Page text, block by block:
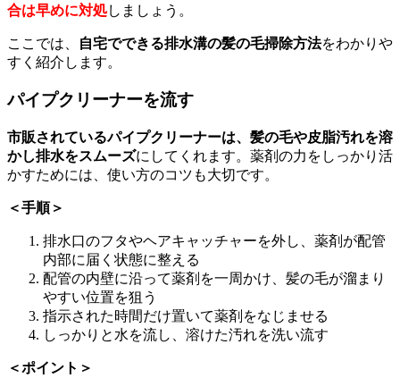
合は早めに対処しましょう。
ここでは、 自宅でできる排水溝の髪の毛掃除方法をわかりや
すく紹介します。
パイプクリーナーを流す
市販されているパイプクリーナーは、髪の毛や皮脂汚れを溶
かし排水をスムーズにしてくれます。薬剤の力をしっかり活
かすためには、使い方のコツも大切です。
＜手順＞
排水口のフタやヘアキャッチャーを外し、薬剤が配管
内部に届く状態に整える
配管の内壁に沿って薬剤を一周かけ、髪の毛が溜まり
やすい位置を狙う
指示された時間だけ置いて薬剤をなじませる
しっかりと水を流し、溶けた汚れを洗い流す
＜ポイント＞